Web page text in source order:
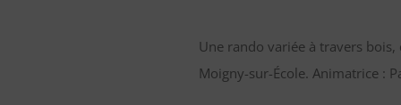
Une rando variée à travers
Moigny-sur-École. Animatrice :